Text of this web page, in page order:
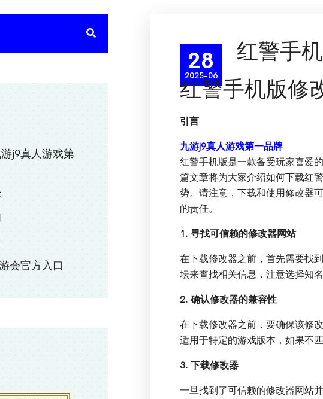
28
2025-06
红警手
红警手机版修
引言
九游j9真人游戏第一品牌
红警手机版是一款备受玩家喜爱
篇文章将为大家介绍如何下载红
势。请注意，下载和使用修改器
的责任。
1. 寻找可信赖的修改器网站
在下载修改器之前，首先需要找
坛来查找相关信息，注意选择知
2. 确认修改器的兼容性
在下载修改器之前，要确保该修
适用于特定的游戏版本，如果不
3. 下载修改器
一旦找到了可信赖的修改器网站
j9真人游戏第
会官方入口